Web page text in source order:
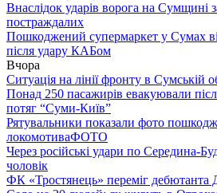
Внаслідок ударів ворога на Сумщині
постраждалих
Пошкоджений супермаркет у Сумах
після удару КАБом
Вчора
Ситуація на лінії фронту в Сумській
Понад 250 пасажирів евакуювали
потяг “Суми-Київ”
Рятувальники показали фото
локомотиваФОТО
Через російські удари по Середина-
чоловік
ФК «Тростянець» переміг дебютанта